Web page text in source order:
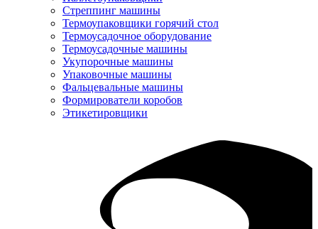
Стреппинг машины
Термоупаковщики горячий стол
Термоусадочное оборудование
Термоусадочные машины
Укупорочные машины
Упаковочные машины
Фальцевальные машины
Формирователи коробов
Этикетировщики